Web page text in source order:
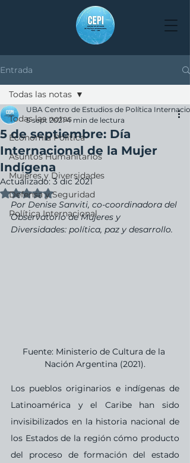
Entrada
Todas las notas
Economía Política
Asuntos Humanitarios
Mujeres y Diversidades
Defensa y Seguridad
Política Internacional
Todas las notas
5 de septiembre: Día
Internacional de la Mujer
Indígena
UBA Centro de Estudios de Política
5 sept 2021 4 min de lectura
Actualizado:3 dic 2021
Obtuvo NaN de 5 estrellas.
Por Denise Sanviti, co-coordinadora del
Observatorio de Mujeres y
Diversidades: política, paz y desarrollo.
Fuente: Ministerio de Cultura de la
Nación Argentina (2021).
Los pueblos originarios e indígenas de
Latinoamérica y el Caribe han sido
invisibilizados en la historia nacional de
los Estados de la región cómo producto
del proceso de formación del estado